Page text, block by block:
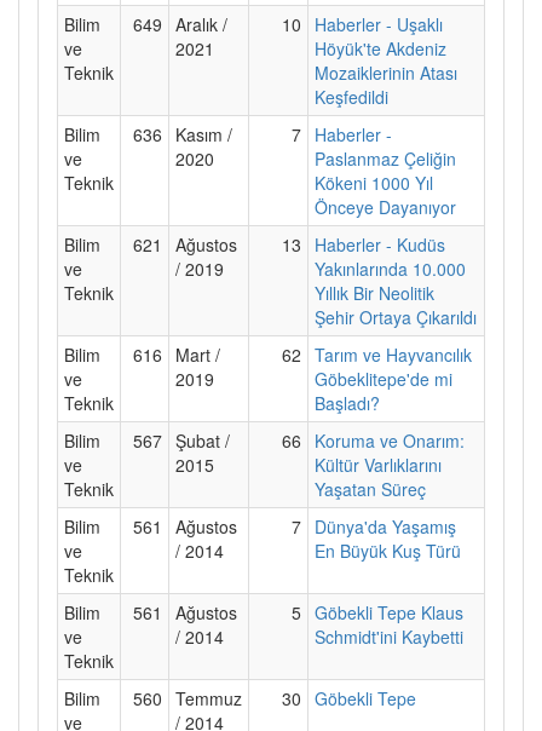
Bilim
ve
Teknik
649 Aralık /
2021
10
Haberler - Uşaklı
Höyük'te Akdeniz
Mozaiklerinin Atası
Keşfedildi
Bilim
ve
Teknik
636
Kasım /
2020
7 Haberler -
Paslanmaz Çeliğin
Kökeni 1000 Yıl
Önceye Dayanıyor
Bilim
ve
Teknik
621
Ağustos
/ 2019
13
Haberler - Kudüs
Yakınlarında 10.000
Yıllık Bir Neolitik
Şehir Ortaya Çıkarıldı
Bilim
ve
Teknik
616
Mart /
2019
62 Tarım ve Hayvancılık
Göbeklitepe'de mi
Başladı?
Bilim
ve
Teknik
567 Şubat /
2015
66
Koruma ve Onarım:
Kültür Varlıklarını
Yaşatan Süreç
Bilim
ve
Teknik
561
Ağustos
/ 2014
7 Dünya'da Yaşamış
En Büyük Kuş Türü
Bilim
ve
Teknik
561
Ağustos
/ 2014
5 Göbekli Tepe Klaus
Schmidt'ini Kaybetti
Bilim
ve
560 Temmuz
/ 2014
30 Göbekli Tepe